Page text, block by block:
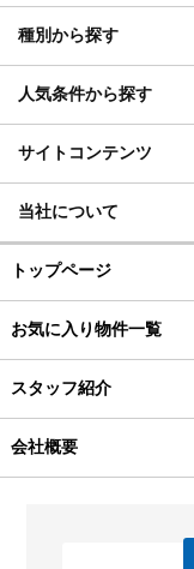
種別から探す
人気条件から探す
サイトコンテンツ
当社について
トップページ
お気に入り物件一覧
スタッフ紹介
会社概要